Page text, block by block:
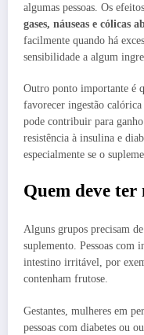
algumas pessoas. Os
gases, náuseas e cólicas
facilmente quando há
sensibilidade a algum
Outro ponto importante é
favorecer ingestão
pode contribuir para
resistência à insulina e
especialmente se o
Quem deve ter
Alguns grupos precisam de
suplemento. Pessoas com
intestino irritável, por
contenham frutose.
Gestantes, mulheres em
pessoas com diabetes ou